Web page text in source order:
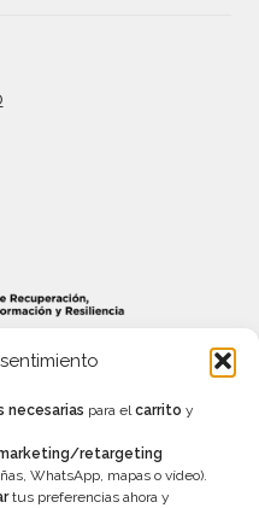
necesarias para elcarrito y
retargeting
WhatsApp, mapas o vídeo).
tus preferencias ahora y
salvo error